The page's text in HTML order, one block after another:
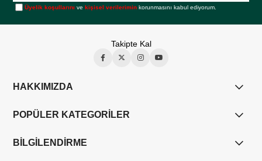
Üyelik koşullarını vekişisel verilerimin korunmasını kabul ediyorum.
Takipte Kal
HAKKIMIZDA
POPÜLER KATEGORİLER
BİLGİLENDİRME